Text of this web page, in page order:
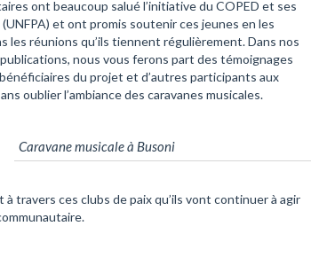
ont beaucoup salué l’initiative du COPED et ses
et ont promis soutenir ces jeunes en les
les réunions qu’ils tiennent régulièrement. Dans nos
nous vous ferons part des témoignages
du projet et d’autres participants aux
oublier l’ambiance des caravanes musicales.
Caravane musicale à Busoni
travers ces clubs de paix qu’ils vont continuer à agir